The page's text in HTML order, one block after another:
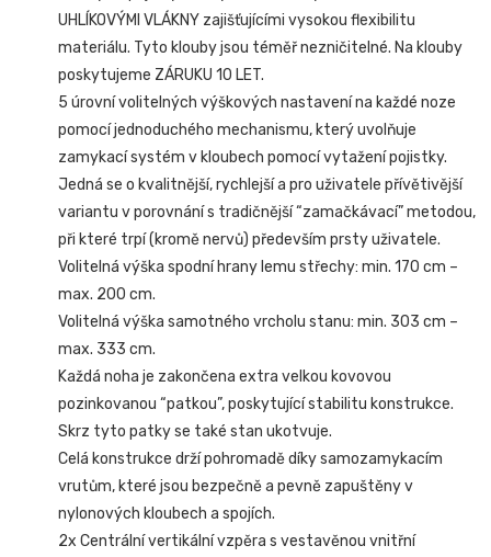
UHLÍKOVÝMI VLÁKNY zajišťujícími vysokou flexibilitu
materiálu. Tyto klouby jsou téměř nezničitelné. Na klouby
poskytujeme ZÁRUKU 10 LET.
5 úrovní volitelných výškových nastavení na každé noze
pomocí jednoduchého mechanismu, který uvolňuje
zamykací systém v kloubech pomocí vytažení pojistky.
Jedná se o kvalitnější, rychlejší a pro uživatele přívětivější
variantu v porovnání s tradičnější “zamačkávací” metodou,
při které trpí (kromě nervů) především prsty uživatele.
Volitelná výška spodní hrany lemu střechy: min. 170 cm –
max. 200 cm.
Volitelná výška samotného vrcholu stanu: min. 303 cm –
max. 333 cm.
Každá noha je zakončena extra velkou kovovou
pozinkovanou “patkou”, poskytující stabilitu konstrukce.
Skrz tyto patky se také stan ukotvuje.
Celá konstrukce drží pohromadě díky samozamykacím
vrutům, které jsou bezpečně a pevně zapuštěny v
nylonových kloubech a spojích.
2x Centrální vertikální vzpěra s vestavěnou vnitřní